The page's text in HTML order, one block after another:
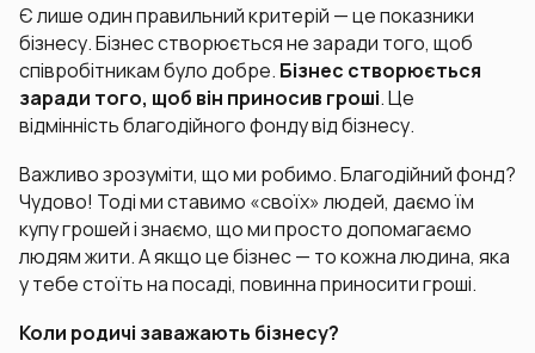
Є лише один правильний критерій — це показники
бізнесу. Бізнес створюється не заради того, щоб
співробітникам було добре. Бізнес створюється
заради того, щоб він приносив гроші. Це
відмінність благодійного фонду від бізнесу.
Важливо зрозуміти, що ми робимо. Благодійний фонд?
Чудово! Тоді ми ставимо «своїх» людей, даємо їм
купу грошей і знаємо, що ми просто допомагаємо
людям жити. А якщо це бізнес — то кожна людина, яка
у тебе стоїть на посаді, повинна приносити гроші.
Коли родичі заважають бізнесу?